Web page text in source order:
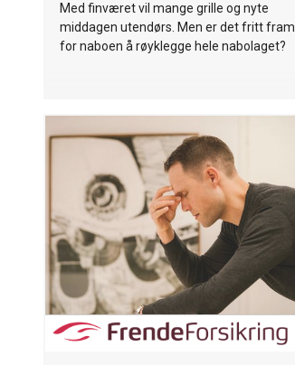
Med finværet vil mange grille og nyte
middagen utendørs. Men er det fritt fram
for naboen å røyklegge hele nabolaget?